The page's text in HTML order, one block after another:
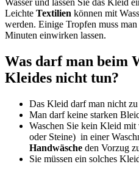
Leichte Textilien können mit
werden. Einige Tropfen muss
Minuten einwirken lassen.
Was darf man beim
Kleides nicht tun?
Das Kleid darf man nicht zu
Man darf keine starken
Waschen Sie kein Kleid
oder Steine) ​​ in einer
Handwäsche den Vorzug
Sie müssen ein solches